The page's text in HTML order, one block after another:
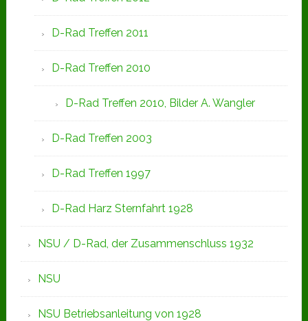
D-Rad Treffen 2011
D-Rad Treffen 2010
D-Rad Treffen 2010, Bilder A. Wangler
D-Rad Treffen 2003
D-Rad Treffen 1997
D-Rad Harz Sternfahrt 1928
NSU / D-Rad, der Zusammenschluss 1932
NSU
NSU Betriebsanleitung von 1928